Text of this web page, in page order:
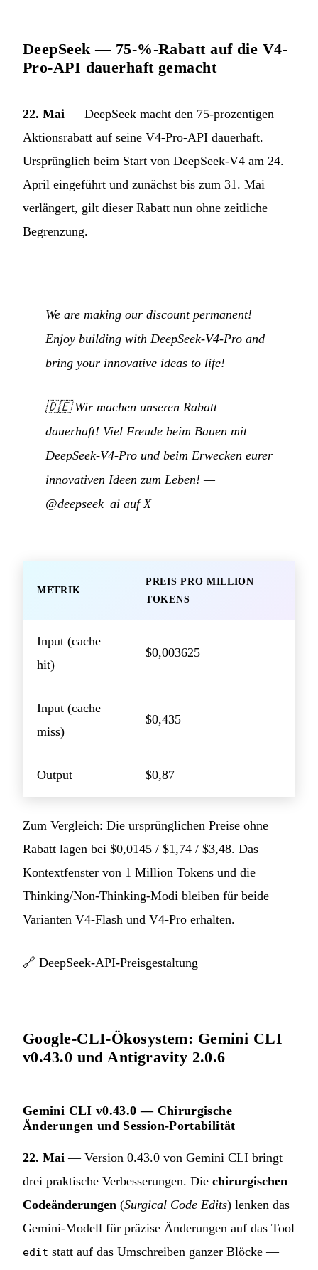
DeepSeek — 75-%-Rabatt auf die V4-
Pro-API dauerhaft gemacht
22. Mai — DeepSeek macht den 75-prozentigen
Aktionsrabatt auf seine V4-Pro-API dauerhaft.
Ursprünglich beim Start von DeepSeek-V4 am 24.
April eingeführt und zunächst bis zum 31. Mai
verlängert, gilt dieser Rabatt nun ohne zeitliche
Begrenzung.
We are making our discount permanent!
Enjoy building with DeepSeek-V4-Pro and
bring your innovative ideas to life!
🇩🇪Wir machen unseren Rabatt
dauerhaft! Viel Freude beim Bauen mit
DeepSeek-V4-Pro und beim Erwecken eurer
innovativen Ideen zum Leben! —
@deepseek_ai auf X
METRIK
PREIS PRO MILLION
TOKENS
Input (cache
hit)
$0,003625
Input (cache
miss)
$0,435
Output $0,87
Zum Vergleich: Die ursprünglichen Preise ohne
Rabatt lagen bei $0,0145 / $1,74 / $3,48. Das
Kontextfenster von 1 Million Tokens und die
Thinking/Non-Thinking-Modi bleiben für beide
Varianten V4-Flash und V4-Pro erhalten.
🔗 DeepSeek-API-Preisgestaltung
Google-CLI-Ökosystem: Gemini CLI
v0.43.0 und Antigravity 2.0.6
Gemini CLI v0.43.0 — Chirurgische
Änderungen und Session-Portabilität
22. Mai — Version 0.43.0 von Gemini CLI bringt
drei praktische Verbesserungen. Die chirurgischen
Codeänderungen (Surgical Code Edits) lenken das
Gemini-Modell für präzise Änderungen auf das Tool
edit statt auf das Umschreiben ganzer Blöcke —